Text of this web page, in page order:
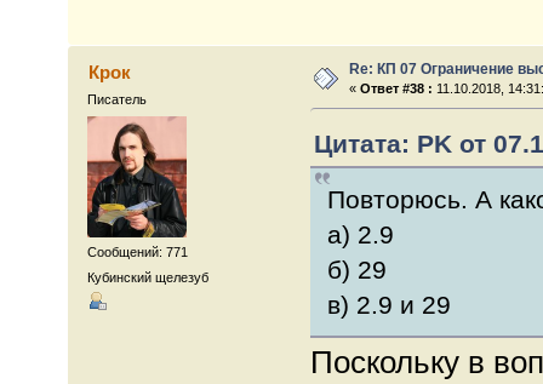
Крок
Писатель
Сообщений: 771
Кубинский щелезуб
Re: КП 07 Ограничение
«Ответ #38 : 11.10.2018,
Цитата: PK от
Повторюсь. А
а) 2.9
б) 29
в) 2.9 и 29
Поскольку в